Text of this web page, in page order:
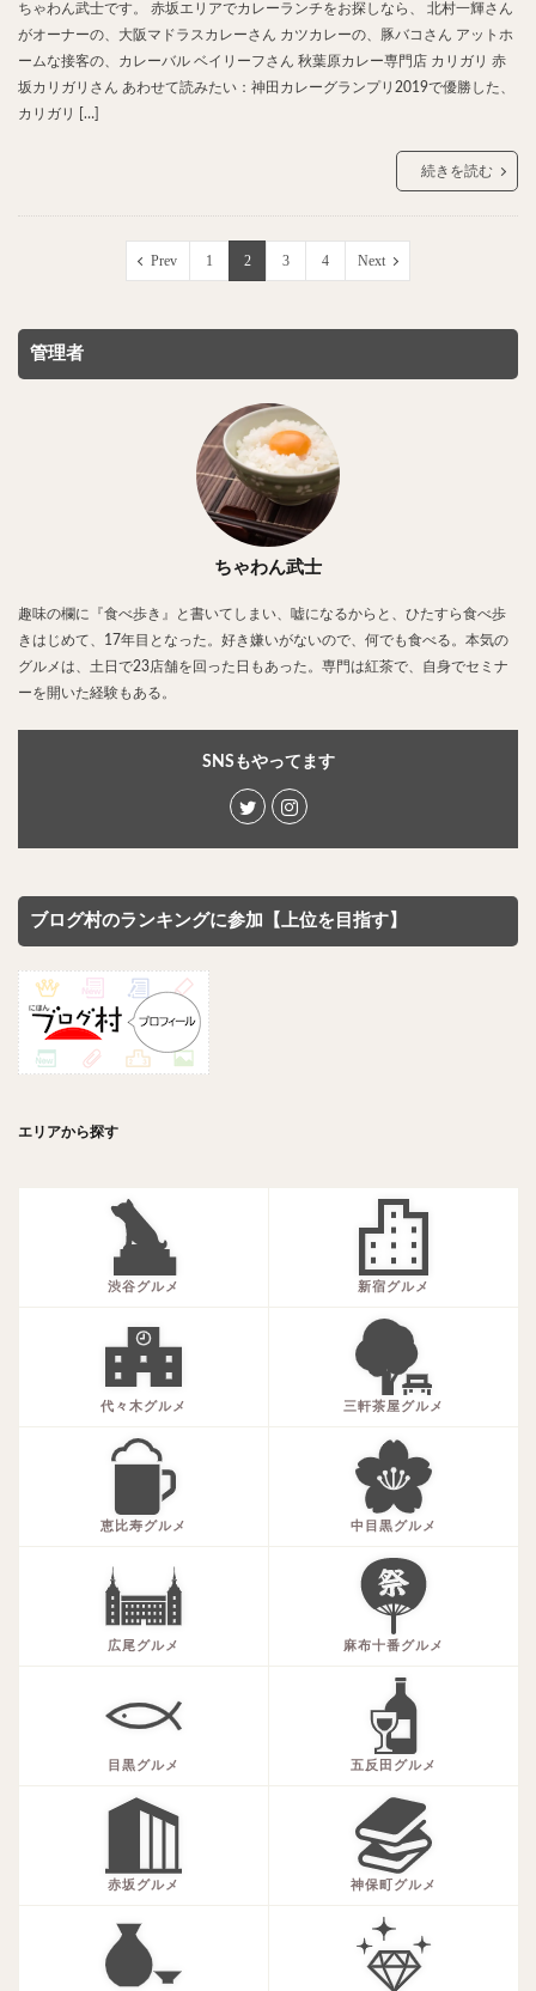
ちゃわん武士です。 赤坂エリアでカレーランチをお探しなら、 北村一輝さん
がオーナーの、大阪マドラスカレーさん カツカレーの、豚バコさん アットホ
ームな接客の、カレーバル ベイリーフさん 秋葉原カレー専門店 カリガリ 赤
坂カリガリさん あわせて読みたい：神田カレーグランプリ2019で優勝した、
カリガリ […]
続きを読む
Prev 1 2 3 4 Next
管理者
ちゃわん武士
趣味の欄に『食べ歩き』と書いてしまい、嘘になるからと、ひたすら食べ歩
きはじめて、17年目となった。好き嫌いがないので、何でも食べる。本気の
グルメは、土日で23店舗を回った日もあった。専門は紅茶で、自身でセミナ
ーを開いた経験もある。
SNSもやってます
ブログ村のランキングに参加【上位を目指す】
エリアから探す
渋谷グルメ 新宿グルメ
代々木グルメ 三軒茶屋グルメ
恵比寿グルメ 中目黒グルメ
広尾グルメ 麻布十番グルメ
目黒グルメ 五反田グルメ
赤坂グルメ 神保町グルメ